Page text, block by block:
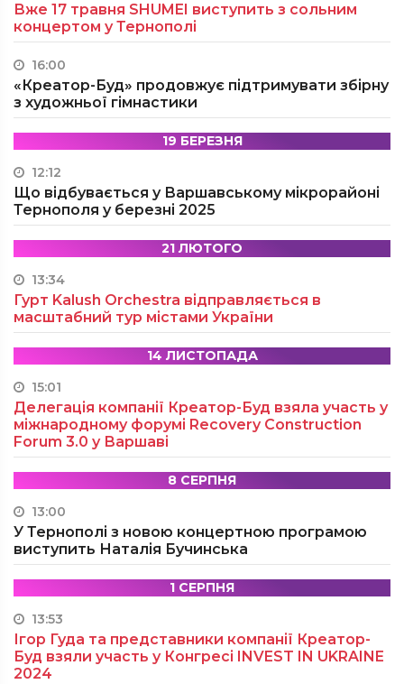
Вже 17 травня SHUMEI виступить з сольним
концертом у Тернополі
16:00
«Креатор-Буд» продовжує підтримувати збірну
з художньої гімнастики
19 БЕРЕЗНЯ
12:12
Що відбувається у Варшавському мікрорайоні
Тернополя у березні 2025
21 ЛЮТОГО
13:34
Гурт Kalush Orchestra відправляється в
масштабний тур містами України
14 ЛИСТОПАДА
15:01
Делегація компанії Креатор-Буд взяла участь у
міжнародному форумі Recovery Construction
Forum 3.0 у Варшаві
8 СЕРПНЯ
13:00
У Тернополі з новою концертною програмою
виступить Наталія Бучинська
1 СЕРПНЯ
13:53
Ігор Гуда та представники компанії Креатор-
Буд взяли участь у Конгресі INVEST IN UKRAINE
2024